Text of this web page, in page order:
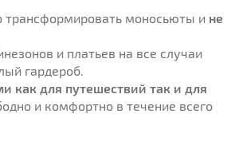
трансформировать моносьюты и не
и платьев на все случаи
гардероб.
как для путешествий так и для
и комфортно в течение всего